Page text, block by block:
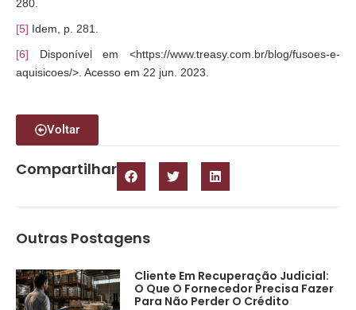
280.
[5] Idem, p. 281.
[6] Disponível em <https://www.treasy.com.br/blog/fusoes-e-
aquisicoes/>. Acesso em 22 jun. 2023.
Voltar
Compartilhar
Outras Postagens
Cliente Em Recuperação Judicial:
O Que O Fornecedor Precisa Fazer
Para Não Perder O Crédito